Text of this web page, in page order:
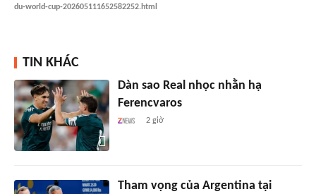
du-world-cup-202605111652582252.html
TIN KHÁC
Dàn sao Real nhọc nhằn hạ
Ferencvaros
2 giờ
Tham vọng của Argentina tại